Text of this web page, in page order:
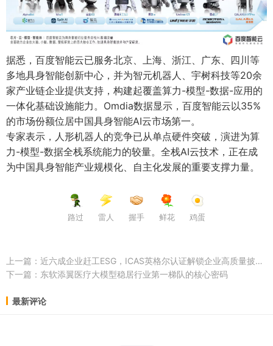
据悉，百度智能云已服务北京、上海、浙江、广东、四川等
多地具身智能创新中心，并为智元机器人、宇树科技等20余
家产业链企业提供支持，构建起覆盖算力-模型-数据-应用的
一体化基础设施能力。Omdia数据显示，百度智能云以35%
的市场份额位居中国具身智能AI云市场第一。
专家表示，人形机器人的竞争已从单点硬件突破，演进为算
力-模型-数据全栈系统能力的较量。全栈AI云技术，正在成
为中国具身智能产业规模化、自主化发展的重要支撑力量。
路过 雷人 握手 鲜花 鸡蛋
上一篇： 近六成企业赶工ESG，ICAS英格尔认证解锁企业高质量披露路径
下一篇： 东软添翼医疗大模型稳居行业第一梯队的核心密码
最新评论